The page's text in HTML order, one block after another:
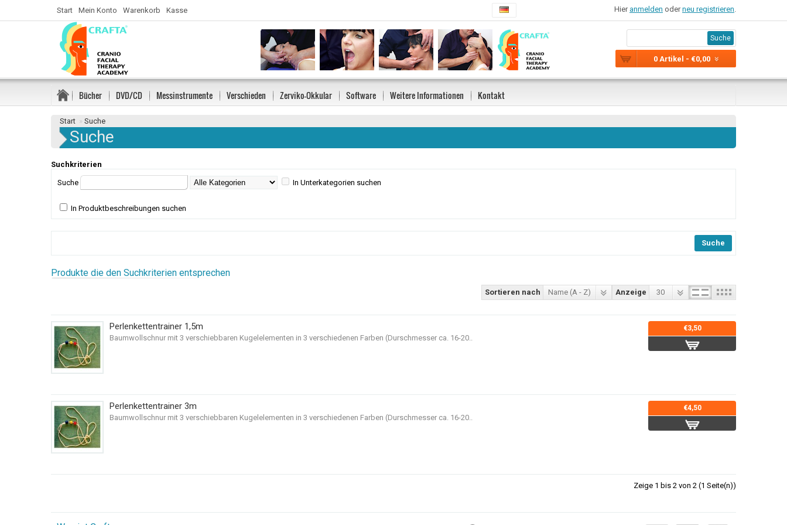
0 Artikel - €0,00
Suche
Start Mein Konto Warenkorb Kasse Hier anmelden oderneu registrieren.
Bücher DVD/CD Messinstrumente Verschieden Zerviko-Okkular Software Weitere Informationen Kontakt
Start » Suche
Suche
Suchkriterien
Suche In Unterkategorien suchen
In Produktbeschreibungen suchen
Produkte die den Suchkriterien entsprechen
Anzeige 30
Sortieren nach Name (A - Z)
Perlenkettentrainer 1,5m
Baumwollschnur mit 3 verschiebbaren Kugelelementen in 3 verschiedenen Farben (Durschmesser ca. 16-20..
€3,50
Perlenkettentrainer 3m
Baumwollschnur mit 3 verschiebbaren Kugelelementen in 3 verschiedenen Farben (Durschmesser ca. 16-20..
€4,50
Zeige 1 bis 2 von 2 (1 Seite(n))